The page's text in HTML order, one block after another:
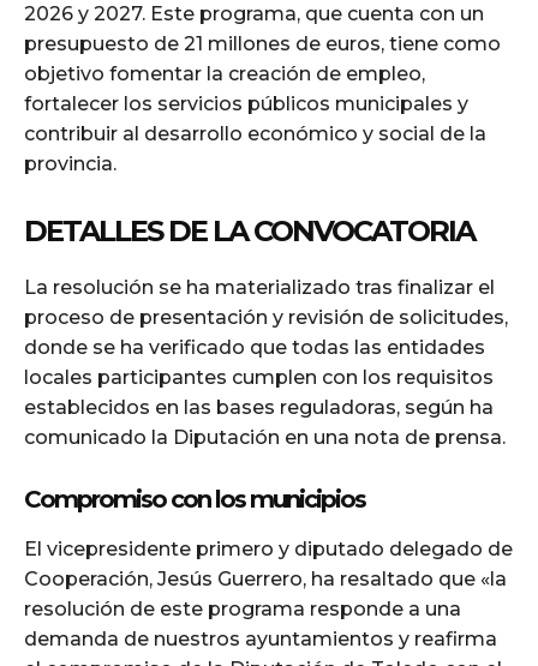
2026 y 2027. Este programa, que cuenta con un
presupuesto de 21 millones de euros, tiene como
objetivo fomentar la creación de empleo,
fortalecer los servicios públicos municipales y
contribuir al desarrollo económico y social de la
provincia.
DETALLES DE LA CONVOCATORIA
La resolución se ha materializado tras finalizar el
proceso de presentación y revisión de solicitudes,
donde se ha verificado que todas las entidades
locales participantes cumplen con los requisitos
establecidos en las bases reguladoras, según ha
comunicado la Diputación en una nota de prensa.
Compromiso con los municipios
El vicepresidente primero y diputado delegado de
Cooperación, Jesús Guerrero, ha resaltado que «la
resolución de este programa responde a una
demanda de nuestros ayuntamientos y reafirma